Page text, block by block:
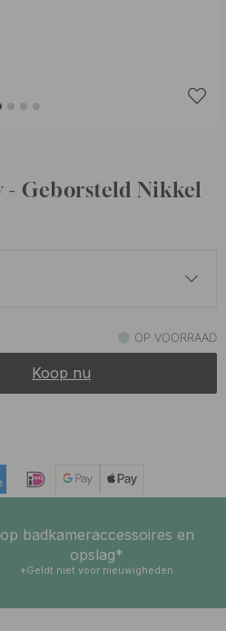
- Geborsteld Nikkel
Op voorraad
Op voorraad
OP VOORRAAD
Koop nu
op badkameraccessoires en
opslag*
*Geldt niet voor nieuwigheden